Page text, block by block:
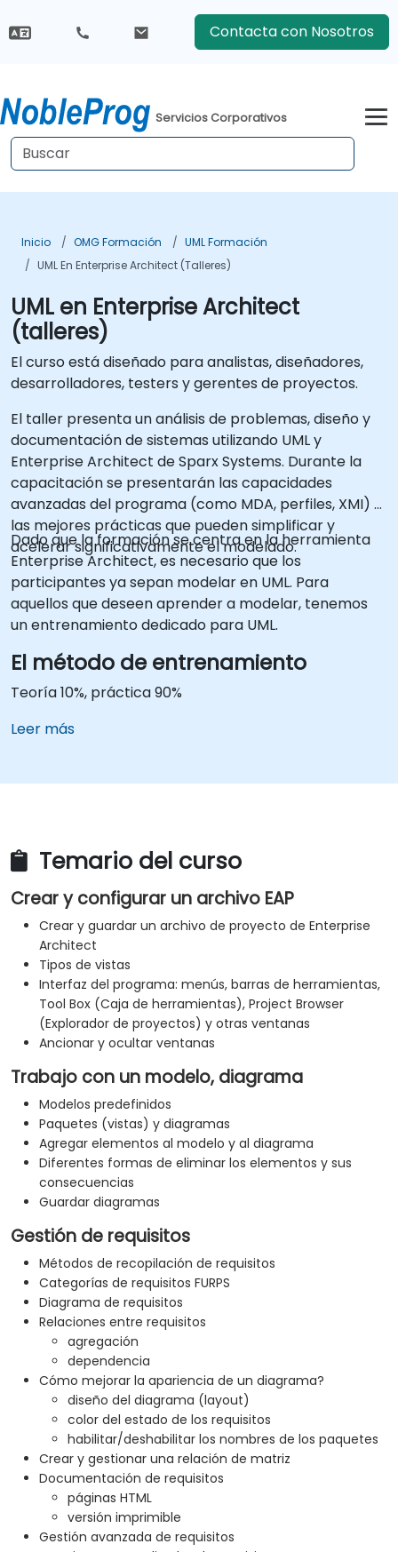
Contacta con Nosotros
Servicios Corporativos
Inicio OMG Formación
UML Formación
UML En Enterprise Architect (talleres)
UML en Enterprise Architect
(talleres)
El curso está diseñado para analistas, diseñadores,
desarrolladores, testers y gerentes de proyectos.
El taller presenta un análisis de problemas, diseño y
documentación de sistemas utilizando UML y
Enterprise Architect de Sparx Systems. Durante la
capacitación se presentarán las capacidades
avanzadas del programa (como MDA, perfiles, XMI) y
las mejores prácticas que pueden simplificar y
acelerar significativamente el modelado.
Dado que la formación se centra en la herramienta
Enterprise Architect, es necesario que los
participantes ya sepan modelar en UML. Para
aquellos que deseen aprender a modelar, tenemos
un entrenamiento dedicado para UML.
El método de entrenamiento
Teoría 10%, práctica 90%
Leer más
Temario del curso
Crear y configurar un archivo EAP
Crear y guardar un archivo de proyecto de Enterprise
Architect
Tipos de vistas
Interfaz del programa: menús, barras de herramientas,
Tool Box (Caja de herramientas), Project Browser
(Explorador de proyectos) y otras ventanas
Ancionar y ocultar ventanas
Trabajo con un modelo, diagrama
Modelos predefinidos
Paquetes (vistas) y diagramas
Agregar elementos al modelo y al diagrama
Diferentes formas de eliminar los elementos y sus
consecuencias
Guardar diagramas
Gestión de requisitos
Métodos de recopilación de requisitos
Categorías de requisitos FURPS
Diagrama de requisitos
Relaciones entre requisitos
agregación
dependencia
Cómo mejorar la apariencia de un diagrama?
diseño del diagrama (layout)
color del estado de los requisitos
habilitar/deshabilitar los nombres de los paquetes
Crear y gestionar una relación de matriz
Documentación de requisitos
páginas HTML
versión imprimible
Gestión avanzada de requisitos